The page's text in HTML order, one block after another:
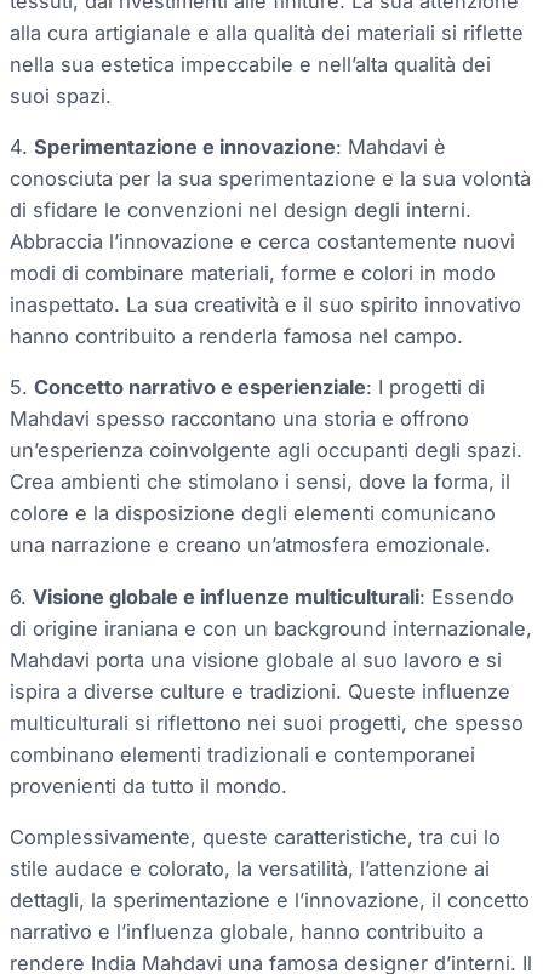
alla cura artigianale e alla qualità dei materiali si riflette
nella sua estetica impeccabile e nell’alta qualità dei
suoi spazi.
4. Sperimentazione e innovazione: Mahdavi è
conosciuta per la sua sperimentazione e la sua volontà
di sfidare le convenzioni nel design degli interni.
Abbraccia l’innovazione e cerca costantemente nuovi
modi di combinare materiali, forme e colori in modo
inaspettato. La sua creatività e il suo spirito innovativo
hanno contribuito a renderla famosa nel campo.
5. Concetto narrativo e esperienziale: I progetti di
Mahdavi spesso raccontano una storia e offrono
un’esperienza coinvolgente agli occupanti degli spazi.
Crea ambienti che stimolano i sensi, dove la forma, il
colore e la disposizione degli elementi comunicano
una narrazione e creano un’atmosfera emozionale.
6. Visione globale e influenze multiculturali: Essendo
di origine iraniana e con un background internazionale,
Mahdavi porta una visione globale al suo lavoro e si
ispira a diverse culture e tradizioni. Queste influenze
multiculturali si riflettono nei suoi progetti, che spesso
combinano elementi tradizionali e contemporanei
provenienti da tutto il mondo.
Complessivamente, queste caratteristiche, tra cui lo
stile audace e colorato, la versatilità, l’attenzione ai
dettagli, la sperimentazione e l’innovazione, il concetto
narrativo e l’influenza globale, hanno contribuito a
rendere India Mahdavi una famosa designer d’interni. Il